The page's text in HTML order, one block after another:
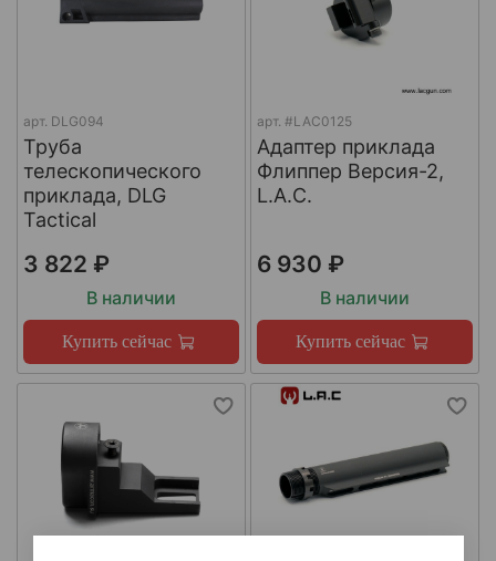
арт. DLG094
Труба
телескопического
приклада, DLG
Tactical
3 822 ₽
В наличии
Купить сейчас
арт. #LAC0125
Адаптер приклада
Флиппер Версия-2,
L.A.C.
6 930 ₽
В наличии
Купить сейчас